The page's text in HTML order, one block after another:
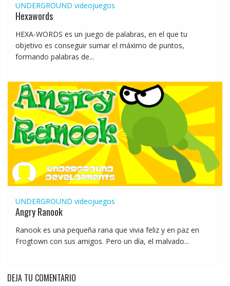
UNDERGROUND videojuegos
Hexawords
HEXA-WORDS es un juego de palabras, en el que tu
objetivo es conseguir sumar el máximo de puntos,
formando palabras de...
UNDERGROUND videojuegos
Angry Ranook
Ranook es una pequeña rana que vivia feliz y en paz en
Frogtown con sus amigos. Pero un día, el malvado...
DEJA TU COMENTARIO